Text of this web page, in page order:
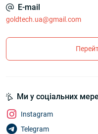
E-mail
goldtech.ua@gmail.com
Ми у соціальних
Instagram
Telegram